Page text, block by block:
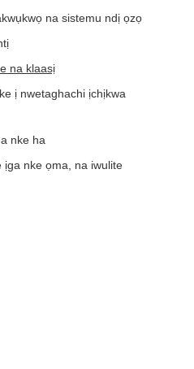
na sistemu ndị ọzọ
na klaasị
ị nwetaghachi ịchịkwa
nke ha
ịga nke ọma, na iwulite